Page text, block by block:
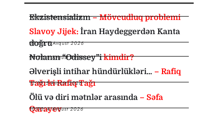
Ekzistensializm– Mövcudluq problemi
10:35,7 Avqust 2026
Slavoy Jijek: İran Haydeggerdən Kanta
doğru
09:00,7 Avqust 2026
Nolanın “Odissey”ikimdir?
08:30,6 Avqust 2026
Əlverişli intihar hündürlükləri… – Rafiq
Tağı ki Rafiq Tağı
12:35,5 Avqust 2026
Ölü və diri mətnlər arasında – Səfa
Qarayev
10:00,4 Avqust 2026